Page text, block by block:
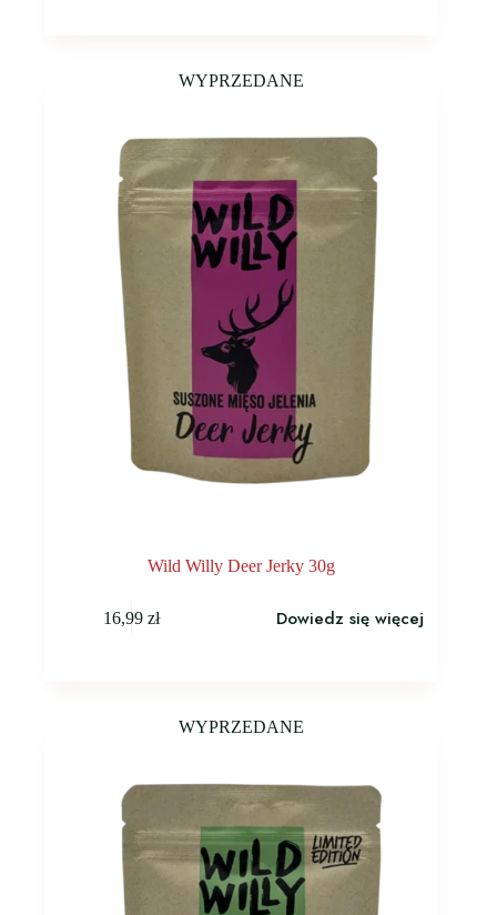
WYPRZEDANE
Wild Willy Deer Jerky 30g
16,99zł Dowiedz się więcej
WYPRZEDANE